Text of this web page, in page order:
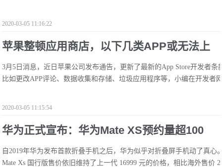
2020-03-05 11:16:22
苹果整顿应用商店，以下几类APP或无法上
架
3月5日消息，近日苹果公司发布通告，更新了最新的App Store开发者
比如更改APP评论、数据收集和存储、垃圾应用程序等，小编在开发者
2020-03-05 11:15:54
华为正式宣布：华为Mate XS预约量超100
万，网友们会买吗？
自2019年华为发布首款折叠手机之后，华为似乎对折叠屏手机动了真心
Mate Xs 国行版售价依旧维持了上一代 16999 元的价格，相比海外售价